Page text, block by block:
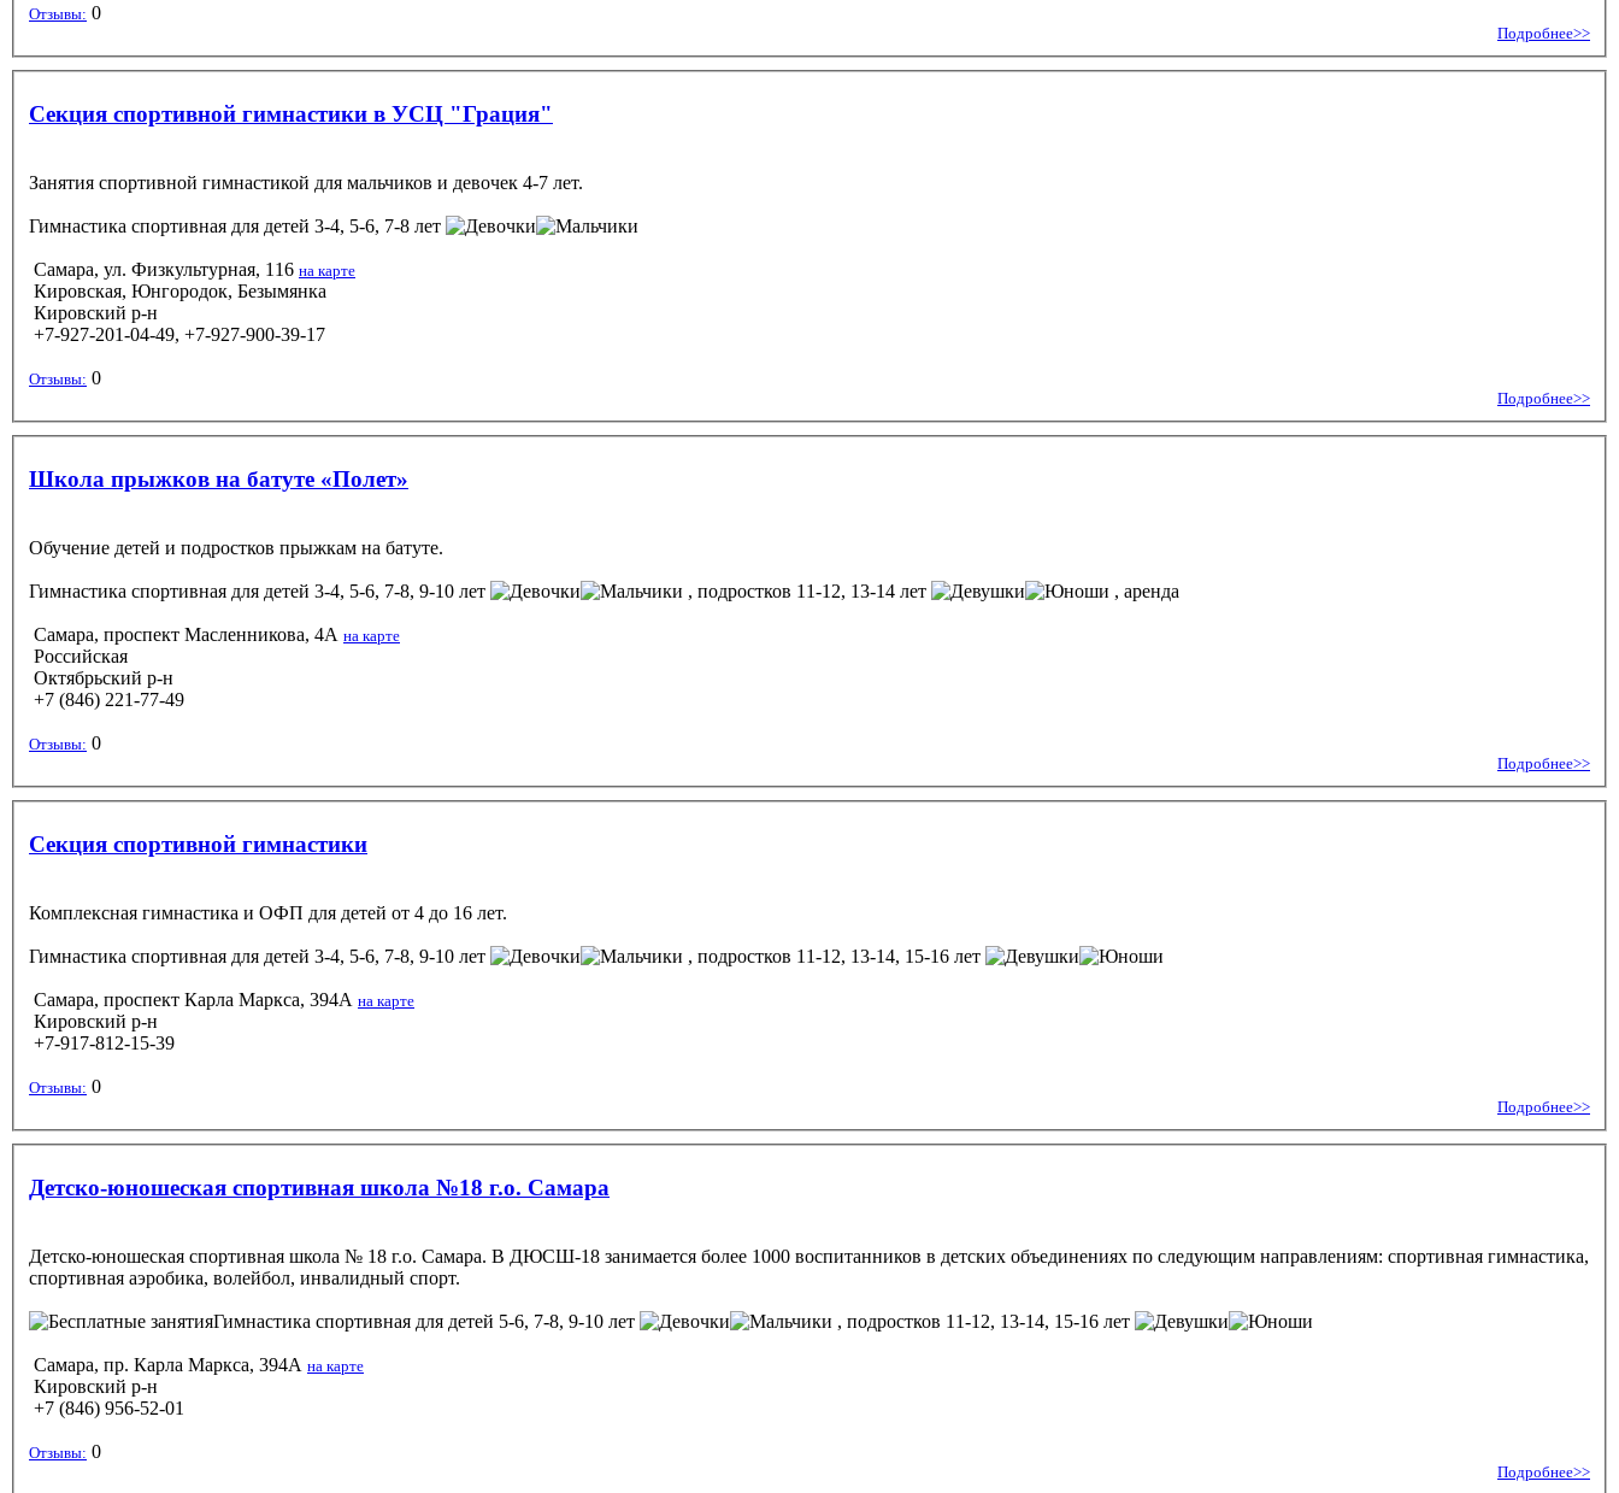
Отзывы: 0
Подробнее>>
Секция спортивной гимнастики в УСЦ "Грация"
Занятия спортивной гимнастикой для мальчиков и девочек 4-7 лет.
Гимнастика спортивная для детей 3-4, 5-6, 7-8 лет
Самара, ул. Физкультурная, 116 на карте
Кировская, Юнгородок, Безымянка
Кировский р-н
+7-927-201-04-49, +7-927-900-39-17
Отзывы: 0
Подробнее>>
Школа прыжков на батуте «Полет»
Обучение детей и подростков прыжкам на батуте.
Гимнастика спортивная для детей 3-4, 5-6, 7-8, 9-10 лет , подростков 11-12, 13-14 лет , аренда
Самара, проспект Масленникова, 4A на карте
Российская
Октябрьский р-н
+7 (846) 221-77-49
Отзывы: 0
Подробнее>>
Секция спортивной гимнастики
Комплексная гимнастика и ОФП для детей от 4 до 16 лет.
Гимнастика спортивная для детей 3-4, 5-6, 7-8, 9-10 лет , подростков 11-12, 13-14, 15-16 лет
Самара, проспект Карла Маркса, 394А на карте
Кировский р-н
+7-917-812-15-39
Отзывы: 0
Подробнее>>
Детско-юношеская спортивная школа №18 г.о. Самара
Детско-юношеская спортивная школа № 18 г.о. Самара. В ДЮСШ-18 занимается более 1000 воспитанников в детских объединениях по следующим направлениям: спортивная гимнастика,
спортивная аэробика, волейбол, инвалидный спорт.
Гимнастика спортивная для детей 5-6, 7-8, 9-10 лет , подростков 11-12, 13-14, 15-16 лет
Самара, пр. Карла Маркса, 394А на карте
Кировский р-н
+7 (846) 956-52-01
Отзывы: 0
Подробнее>>